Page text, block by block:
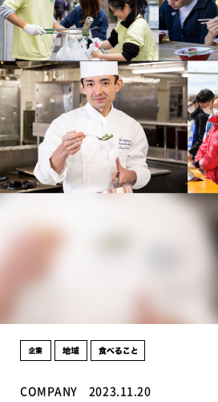
COMPANY 2023.11.20